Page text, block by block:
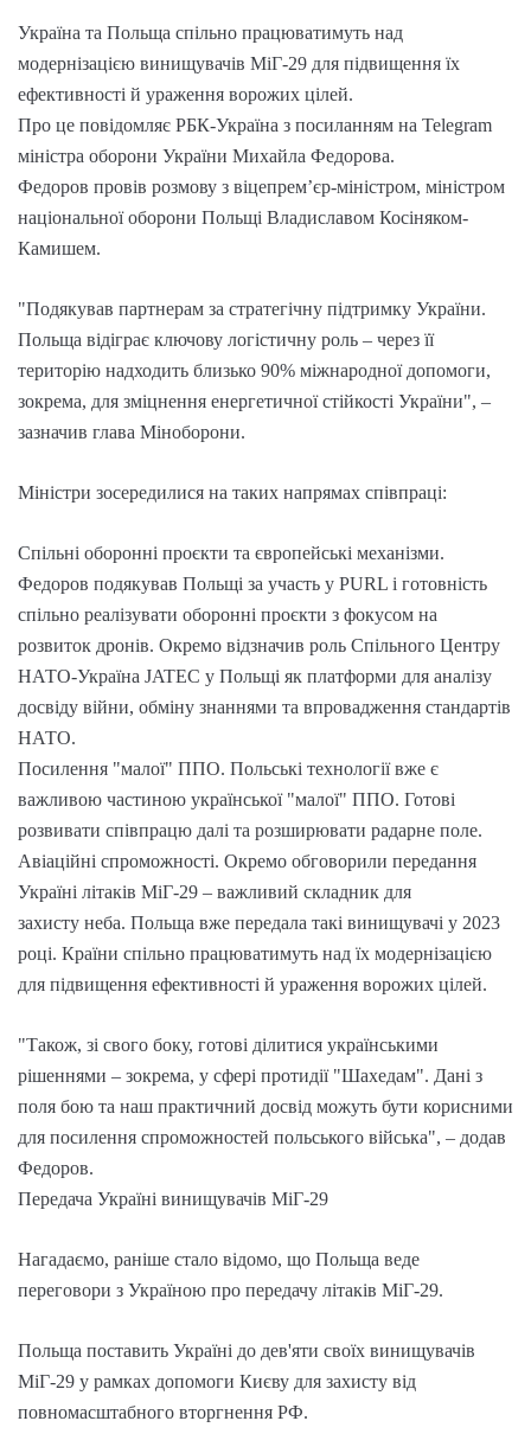
Україна та Польща спільно працюватимуть над
модернізацією винищувачів МіГ-29 для підвищення їх
ефективності й ураження ворожих цілей.
Про це повідомляє РБК-Україна з посиланням на Telegram
міністра оборони України Михайла Федорова.
Федоров провів розмову з віцепрем’єр-міністром, міністром
національної оборони Польщі Владиславом Косіняком-
Камишем.
"Подякував партнерам за стратегічну підтримку України.
Польща відіграє ключову логістичну роль – через її
територію надходить близько 90% міжнародної допомоги,
зокрема, для зміцнення енергетичної стійкості України", –
зазначив глава Міноборони.
Міністри зосередилися на таких напрямах співпраці:
Спільні оборонні проєкти та європейські механізми.
Федоров подякував Польщі за участь у PURL і готовність
спільно реалізувати оборонні проєкти з фокусом на
розвиток дронів. Окремо відзначив роль Спільного Центру
НАТО-Україна JATEC у Польщі як платформи для аналізу
досвіду війни, обміну знаннями та впровадження стандартів
НАТО.
Посилення "малої" ППО. Польські технології вже є
важливою частиною української "малої" ППО. Готові
розвивати співпрацю далі та розширювати радарне поле.
Авіаційні спроможності. Окремо обговорили передання
Україні літаків МіГ-29 – важливий складник для
захисту неба. Польща вже передала такі винищувачі у 2023
році. Країни спільно працюватимуть над їх модернізацією
для підвищення ефективності й ураження ворожих цілей.
"Також, зі свого боку, готові ділитися українськими
рішеннями – зокрема, у сфері протидії "Шахедам". Дані з
поля бою та наш практичний досвід можуть бути корисними
для посилення спроможностей польського війська", – додав
Федоров.
Передача Україні винищувачів МіГ-29
Нагадаємо, раніше стало відомо, що Польща веде
переговори з Україною про передачу літаків МіГ-29.
Польща поставить Україні до дев'яти своїх винищувачів
МіГ-29 у рамках допомоги Києву для захисту від
повномасштабного вторгнення РФ.